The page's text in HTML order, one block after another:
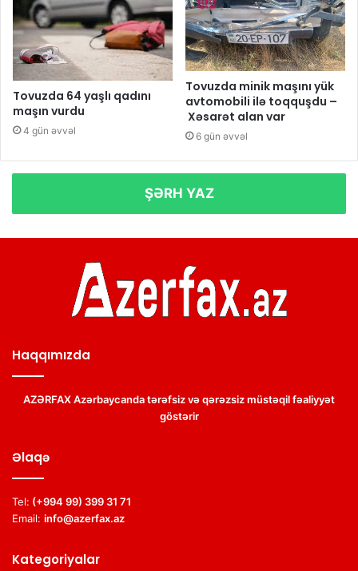
Tovuzda 64 yaşlı qadını
maşın vurdu
4 gün əvvəl
Tovuzda minik maşını yük
avtomobili ilə toqquşdu –
Xəsarət alan var
6 gün əvvəl
ŞƏRH YAZ
Haqqımızda
AZƏRFAX Azərbaycanda tərəfsiz və qərəzsiz müstəqil fəaliyyət
göstərir
Əlaqə
Tel: (+994 99) 399 31 71
Email: info@azerfax.az
Kategoriyalar